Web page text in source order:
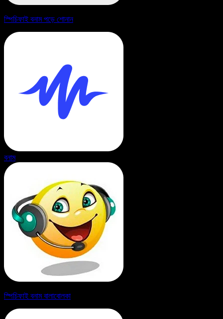
স্পিচিফাই বনাম পড়ে শোনান
বনাম
স্পিচিফাই বনাম বালাবোলকা